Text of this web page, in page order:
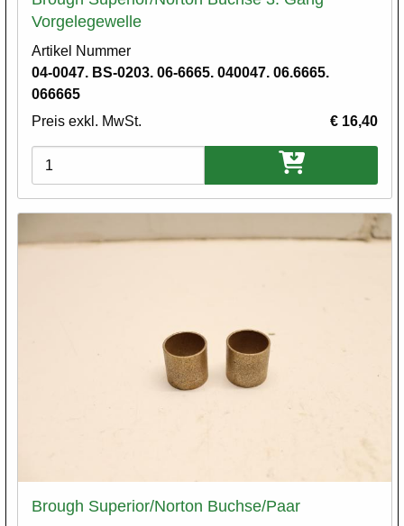
Vorgelegewelle
Artikel Nummer
04-0047. BS-0203. 06-6665. 040047. 06.6665.
066665
Preis exkl. MwSt.
€ 16,40
Varianten
Brough Superior/Norton Buchse/Paar